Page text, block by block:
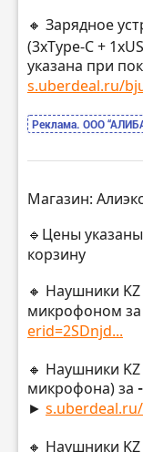
🔸 Зарядное
(3xType-C +
указана при
s.uberdeal.ru/
Реклама. ООО
Магазин:
🔹Цены
корзину
🔸 Hаушники KZ
микрофоном за
erid=2SDnjd...
🔸 Hаушники KZ
микрофона) за
►
🔸 Hаушники KZ